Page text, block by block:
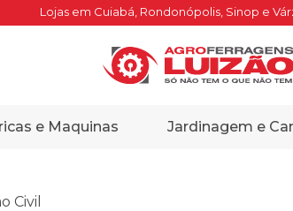
Lojas em Cuiabá, Rondonópolis, Sinop e
e Maquinas Jardinagem e
Civil